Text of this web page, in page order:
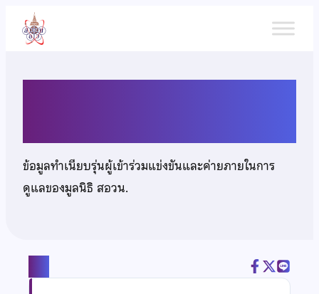
เนื้อหา
ข้อมูลทำเนียบรุ่นผู้เข้าร่วมแข่งขันและค่ายภายในการ
ดูแลของมูลนิธิ สอวน.